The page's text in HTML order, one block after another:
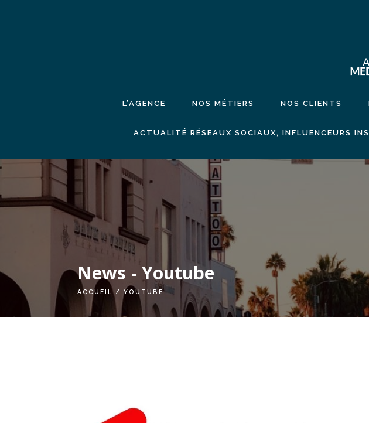
L’AGENCE NOS MÉTIERS NOS CLIENTS
ACTUALITÉ RÉSEAUX SOCIAUX, INFLUENCEURS
News - Youtube
ACCUEIL/ YOUTUBE